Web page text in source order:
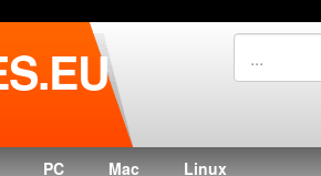
PC Mac Linux